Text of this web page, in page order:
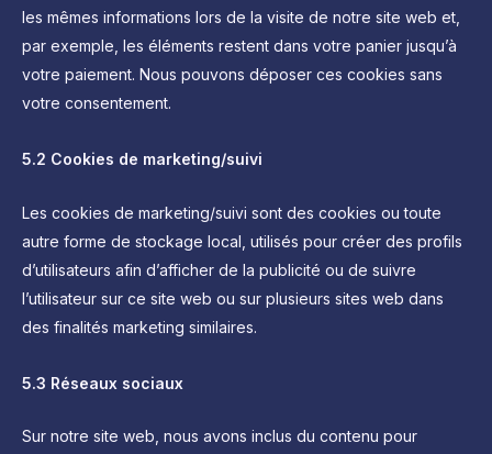
les mêmes informations lors de la visite de notre site web et,
par exemple, les éléments restent dans votre panier jusqu’à
votre paiement. Nous pouvons déposer ces cookies sans
votre consentement.
5.2 Cookies de marketing/suivi
Les cookies de marketing/suivi sont des cookies ou toute
autre forme de stockage local, utilisés pour créer des profils
d’utilisateurs afin d’afficher de la publicité ou de suivre
l’utilisateur sur ce site web ou sur plusieurs sites web dans
des finalités marketing similaires.
5.3 Réseaux sociaux
Sur notre site web, nous avons inclus du contenu pour